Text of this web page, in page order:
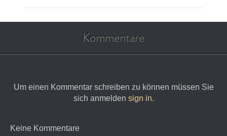
Kommentare
Um einen Kommentar schreiben zu können müssen Sie
sich anmelden sign in.
Keine Kommentare